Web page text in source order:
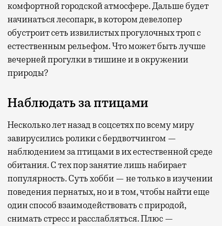
комфортной городской атмосфере. Дальше будет
начинаться лесопарк, в котором девелопер
обустроит сеть извилистых прогулочных троп с
естественным рельефом. Что может быть лучше
вечерней прогулки в тишине и в окружении
природы?
Наблюдать за птицами
Несколько лет назад в соцсетях по всему миру
завирусились ролики с бердвотчингом —
наблюдением за птицами в их естественной среде
обитания. С тех пор занятие лишь набирает
популярность. Суть хобби — не только в изучении
поведения пернатых, но и в том, чтобы найти еще
один способ взаимодействовать с природой,
снимать стресс и расслабляться. Плюс —